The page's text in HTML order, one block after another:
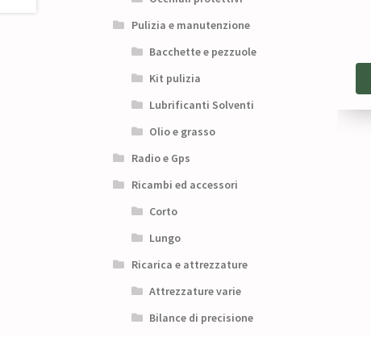
Pulizia e manutenzione
Bacchette e pezzuole
Kit pulizia
Lubrificanti Solventi
Olio e grasso
Radio e Gps
Ricambi ed accessori
Corto
Lungo
Ricarica e attrezzature
Attrezzature varie
Bilance di precisione